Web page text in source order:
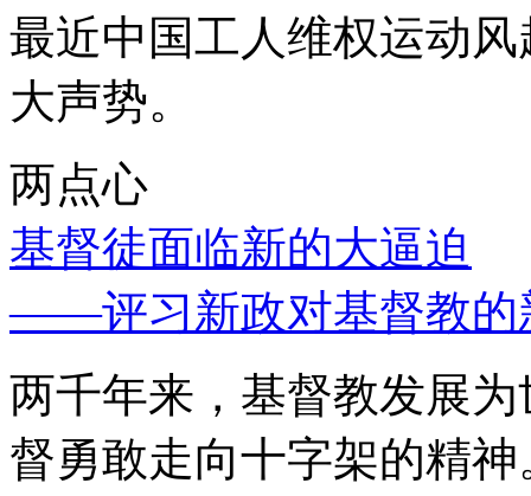
最近中国工人维权运动
大声势。
两点心
基督徒面临新的大逼迫
——评习新政对基督教的
两千年来，基督教发展
督勇敢走向十字架的精